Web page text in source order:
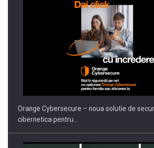
Orange Cybersecure – noua solutie de
cibernetica pentru…